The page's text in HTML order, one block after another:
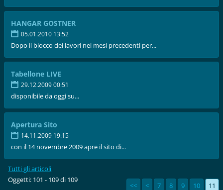
HANGAR GOSTNER
05.01.2010 13:52
Dopo il blocco dei lavori nei mesi precedenti per...
Tabellone LIVE
29.12.2009 00:51
disponibile da oggi su...
Apertura Sito
14.11.2009 19:15
con il 14 novembre 2009 apre il sito di...
Tutti gli articoli
Oggetti: 101 - 109 di 109
<< < 7 8 9 10 11